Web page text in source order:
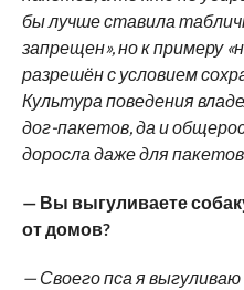
бы лучше ставила
запрещен», но к примеру
разрешён с условием
Культура поведения
дог-пакетов, да и
доросла даже для
— Вы выгуливаете
от домов?
— Своего пса я